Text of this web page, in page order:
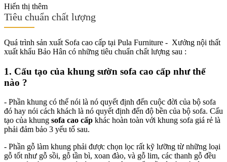
Hiển thị thêm
Tiêu chuẩn chất lượng
Quá trình sản xuất Sofa cao cấp tại Pula Furniture - Xưởng nội thất
xuất khẩu Bảo Hân có những tiêu chuẩn chất lượng sau :
1. Cấu tạo của khung sườn sofa cao cấp như thế
nào ?
- Phần khung có thể nói là nó quyết định đến cuộc đời của bộ sofa
đó hay nói cách khách là nó quyết định đến độ bền của bộ sofa. Cấu
tạo của khung sofa cao cấp khác hoàn toàn với khung sofa giá rẻ là
phải đảm bảo 3 yếu tố sau.
- Phần gỗ làm khung phải được chọn lọc rất kỹ lưỡng từ những loại
gỗ tốt như gỗ sồi, gỗ tần bì, xoan đào, và gỗ lim, các thanh gỗ đều